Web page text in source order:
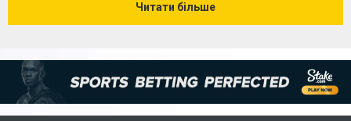
Читати більше